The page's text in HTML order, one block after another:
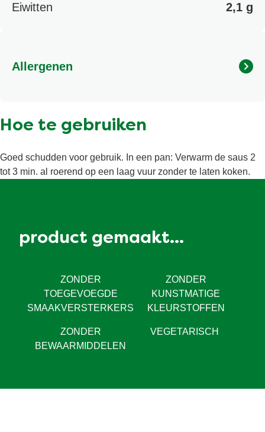
Eiwitten
2,1 g
Allergenen
Hoe te gebruiken
Goed schudden voor gebruik. In een pan: Verwarm de saus 2
tot 3 min. al roerend op een laag vuur zonder te laten koken.
product gemaakt...
ZONDER
TOEGEVOEGDE
SMAAKVERSTERKERS
ZONDER
KUNSTMATIGE
KLEURSTOFFEN
ZONDER
BEWAARMIDDELEN
VEGETARISCH